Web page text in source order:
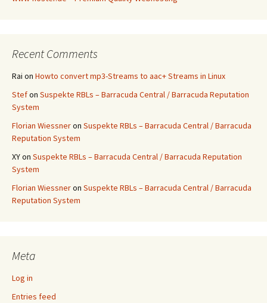
Recent Comments
Rai on Howto convert mp3-Streams to aac+ Streams in Linux
Stefon Suspekte RBLs – Barracuda Central / Barracuda Reputation
System
Florian Wiessneron Suspekte RBLs – Barracuda Central / Barracuda
Reputation System
XYon Suspekte RBLs – Barracuda Central / Barracuda Reputation
System
Florian Wiessneron Suspekte RBLs – Barracuda Central / Barracuda
Reputation System
Meta
Log in
Entries feed